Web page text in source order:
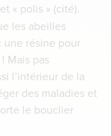
« polis » (cité).
les abeilles
une résine pour
Mais pas
l’intérieur de la
des maladies et
le bouclier